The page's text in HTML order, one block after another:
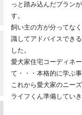
っと踏み込んだプラン
す。
飼い主の方が分ってな
識してアドバイスでき
した。
愛犬家住宅コーディネ
て・・・本格的に学ぶ
これから愛犬家のニー
ライフくん準備してい